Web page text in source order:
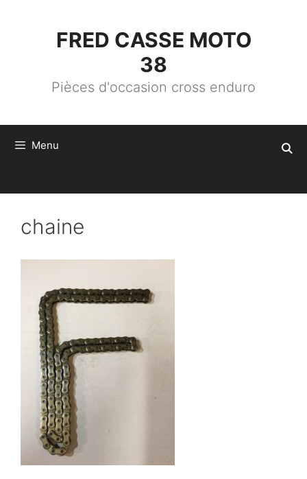
FRED CASSE MOTO
38
Pièces d'occasion cross enduro
Menu
chaine